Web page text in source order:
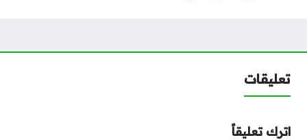
تعليقات
اترك تعليقاً